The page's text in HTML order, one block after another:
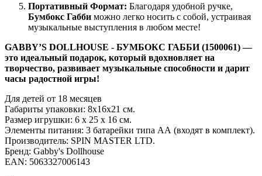
Портативный Формат: Благодаря удобной ручке,
Бумбокс Габби можно легко носить с собой, устраивая
музыкальные выступления в любом месте!
GABBY’S DOLLHOUSE - БУМБОКС ГАББИ (1500061) —
это идеальный подарок, который вдохновляет на
творчество, развивает музыкальные способности и дарит
часы радостной игры!
Для детей от 18 месяцев
Габариты упаковки: 8х16х21 см.
Размер игрушки: 6 х 25 х 16 см.
Элементы питания: 3 батарейки типа АА (входят в комплект).
Производитель: SPIN MASTER LTD.
Бренд: Gabby's Dollhouse
EAN: 5063327006143